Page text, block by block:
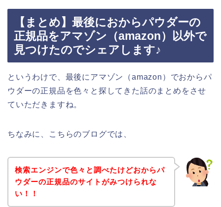
【まとめ】最後におからパウダーの
正規品をアマゾン（amazon）以外で
見つけたのでシェアします♪
というわけで、最後にアマゾン（amazon）でおからパ
ウダーの正規品を色々と探してきた話のまとめをさせ
ていただきますね。
ちなみに、こちらのブログでは、
検索エンジンで色々と調べたけどおからパ
ウダーの正規品のサイトがみつけられな
い！！